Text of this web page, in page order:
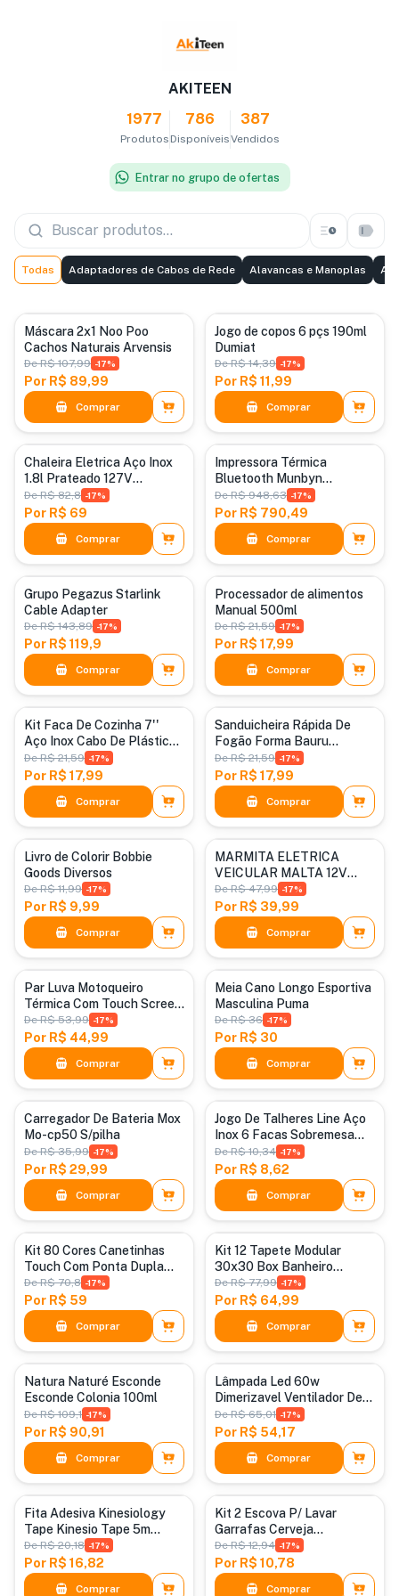
AKITEEN
1977
Produtos
786
Disponíveis
387
Vendidos
Entrar no grupo de ofertas
Todas Adaptadores de Cabos de Rede Alavancas e Manoplas
Categoria padrão
Máscara 2x1 Noo Poo
Cachos Naturais Arvensis
DeR$ 107,99 -17%
Por R$ 89,99
Comprar
Categoria padrão
Jogo de copos 6 pçs 190ml
Dumiat
DeR$ 14,39 -17%
Por R$ 11,99
Comprar
Categoria padrão
Chaleira Eletrica Aço Inox
1.8l Prateado 127V
Desligamento Automático
Ferve Rapido
DeR$ 82,8 -17%
Por R$ 69
Comprar
Categoria padrão
Impressora Térmica
Bluetooth Munbyn
Realwriter Rw402b 127v
DeR$ 948,63 -17%
Por R$ 790,49
Comprar
Adaptadores de Cabos de Rede
Grupo Pegazus Starlink
Cable Adapter
DeR$ 143,89 -17%
Por R$ 119,9
Comprar
Categoria padrão
Processador de alimentos
Manual 500ml
DeR$ 21,59 -17%
Por R$ 17,99
Comprar
Categoria padrão
Kit Faca De Cozinha 7''
Aço Inox Cabo De Plástico
Corte Afiada de Carnes E
Um Garfo Trinchante 5''
Churrasco De Cozinha
DeR$ 21,59 -17%
Por R$ 17,99
Comprar
Categoria padrão
Sanduicheira Rápida De
Fogão Forma Bauru
Lanches Em Alumínio
DeR$ 21,59 -17%
Por R$ 17,99
Comprar
Categoria padrão
Livro de Colorir Bobbie
Goods Diversos
DeR$ 11,99 -17%
Por R$ 9,99
Comprar
Categoria padrão
MARMITA ELETRICA
VEICULAR MALTA 12V
BIVOLT PARA CARRO
CAMINHÃO
DeR$ 47,99 -17%
Por R$ 39,99
Comprar
Categoria padrão
Par Luva Motoqueiro
Térmica Com Touch Screen
Impermeavel
DeR$ 53,99 -17%
Por R$ 44,99
Comprar
Categoria padrão
Meia Cano Longo Esportiva
Masculina Puma
DeR$ 36 -17%
Por R$ 30
Comprar
Categoria padrão
Carregador De Bateria Mox
Mo-cp50 S/pilha
DeR$ 35,99 -17%
Por R$ 29,99
Comprar
Categoria padrão
Jogo De Talheres Line Aço
Inox 6 Facas Sobremesa
Linha Continental
DeR$ 10,34 -17%
Por R$ 8,62
Comprar
Categoria padrão
Kit 80 Cores Canetinhas
Touch Com Ponta Dupla
Color O.t
DeR$ 70,8 -17%
Por R$ 59
Comprar
Categoria padrão
Kit 12 Tapete Modular
30x30 Box Banheiro
Chuveiro Vestiário Cor
Cinza Geométrica
DeR$ 77,99 -17%
Por R$ 64,99
Comprar
Categoria padrão
Natura Naturé Esconde
Esconde Colonia 100ml
DeR$ 109,1 -17%
Por R$ 90,91
Comprar
Categoria padrão
Lâmpada Led 60w
Dimerizavel Ventilador De
Teto Bivolt Turbo 42.02 Cm
60w Branco De Alta
Potência Silencioso Modelo
Premi
DeR$ 65,01 -17%
Por R$ 54,17
Comprar
Categoria padrão
Fita Adesiva Kinesiology
Tape Kinesio Tape 5m
Suporte Muscular Sortida
De Acordo Com A Cor
Disponível Em Estoque
DeR$ 20,18 -17%
Por R$ 16,82
Comprar
Categoria padrão
Kit 2 Escova P/ Lavar
Garrafas Cerveja
Mamadeira Nylon 38 Cm
Roxo
DeR$ 12,94 -17%
Por R$ 10,78
Comprar